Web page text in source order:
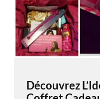
Découvrez